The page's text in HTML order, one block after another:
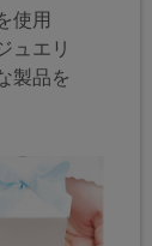
使用
ュエリ
製品を